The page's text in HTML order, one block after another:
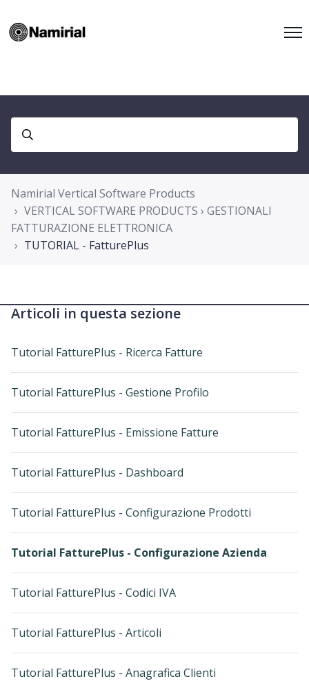
Namirial Vertical Software Products
VERTICAL SOFTWARE PRODUCTS › GESTIONALI
FATTURAZIONE ELETTRONICA
TUTORIAL - FatturePlus
Articoli in questa sezione
Tutorial FatturePlus - Ricerca Fatture
Tutorial FatturePlus - Gestione Profilo
Tutorial FatturePlus - Emissione Fatture
Tutorial FatturePlus - Dashboard
Tutorial FatturePlus - Configurazione Prodotti
Tutorial FatturePlus - Configurazione Azienda
Tutorial FatturePlus - Codici IVA
Tutorial FatturePlus - Articoli
Tutorial FatturePlus - Anagrafica Clienti